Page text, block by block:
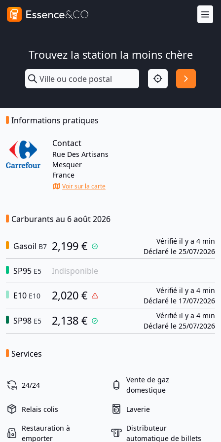
Trouvez la station la moins chère
Informations pratiques
Contact
Rue Des Artisans
Mesquer
France
Voir sur la carte
Carburants au 6 août 2026
Gasoil B7 2,199 €
Vérifié il y a 4 min
Déclaré le 25/07/2026
SP95 E5 Indisponible
E10 E10 2,020 €
Vérifié il y a 4 min
Déclaré le 17/07/2026
SP98 E5 2,138 €
Vérifié il y a 4 min
Déclaré le 25/07/2026
Services
24/24
Vente de gaz
domestique
Relais colis Laverie
Restauration à
emporter
Distributeur
automatique de billets